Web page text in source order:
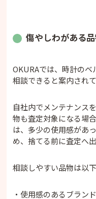
傷やしわがある
OKURAでは、時計の
相談できると案内されて
自社内でメンテナンス
物も査定対象になる場
は、多少の使用感があ
め、捨てる前に査定へ
相談しやすい品物は以下
・使用感のあるブラン